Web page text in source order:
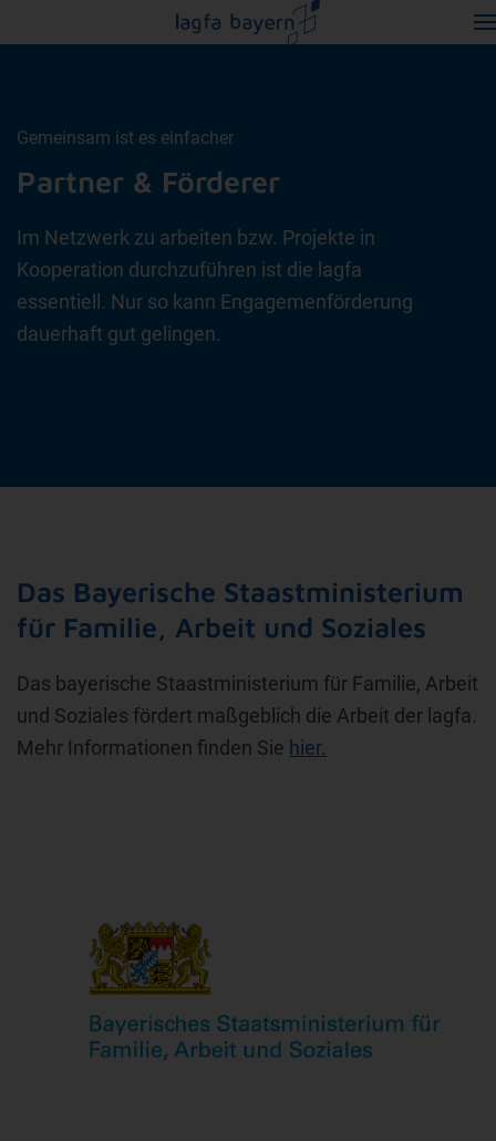
Gemeinsam ist es einfacher
Partner & Förderer
Im Netzwerk zu arbeiten bzw. Projekte in
Kooperation durchzuführen ist die lagfa
essentiell. Nur so kann Engagemenförderung
dauerhaft gut gelingen.
Das Bayerische Staastministerium
für Familie, Arbeit und Soziales
Das bayerische Staastministerium für Familie, Arbeit
und Soziales fördert maßgeblich die Arbeit der lagfa.
Mehr Informationen finden Sie hier.